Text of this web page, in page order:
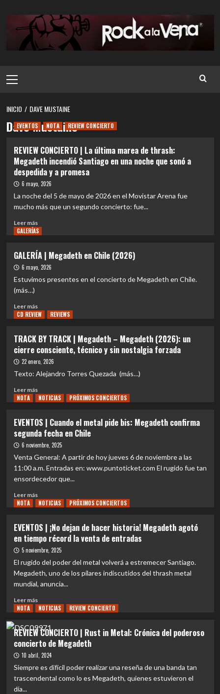
contenido
principal
INICIO DAVE MUSTAINE
Dave Mustaine
EVENTOS NOTA REVIEW CONCIERTO
REVIEW CONCIERTO | La última marea de thrash:
Megadeth incendió Santiago en una noche que sonó a
despedida y a promesa
6 mayo, 2026
La noche del 5 de mayo de 2026 en el Movistar Arena fue
mucho más que un segundo concierto: fue...
Leer másLeer
más
REVIEW
CONCIERTO
|
La
de
thrash:
Santiago
en
una
noche
sonó
a
y
a
promesa
GALERÍAS
GALERÍA | Megadeth en Chile (2026)
6 mayo, 2026
Estuvimos presentes en el concierto de Megadeth en Chile.
(más…)
Leer másLeer
más
|
Megadeth
en
Chile
(2026)
CD REVIEW REVIEWS
TRACK BY TRACK | Megadeth – Megadeth (2026): un
cierre consciente, técnico y sin nostalgia forzada
22 enero, 2026
Texto: Alejandro Torres Quezada (más…)
Leer másLeer
más
BY
TRACK
|
Megadeth
Megadeth
(2026):
cierre
consciente,
y
sin
nostalgia
NOTA NOTICIAS PRÓXIMOS CONCIERTOS
EVENTOS | Cuando el metal pide bis: Megadeth confirma
segunda fecha en Chile
6 noviembre, 2025
Venta General: A partir de hoy jueves 6 de noviembre a las
11:00 a.m. Entradas en: www.puntoticket.com El rugido fue tan
ensordecedor que...
Leer másLeer
más
|
Cuando
el
metal
bis:
Megadeth
segunda
fecha
en
Chile
NOTA NOTICIAS PRÓXIMOS CONCIERTOS
EVENTOS | ¡No dejan de hacer historia! Megadeth agotó
en tiempo récord la venta de entradas
5 noviembre, 2025
El rugido del poder del metal volverá a estremecer Santiago.
Megadeth, uno de los pilares indiscutidos del thrash metal
mundial, anuncia...
Leer másLeer
más
EVENTOS
|
¡No
dejan
historia!
NOTA NOTICIAS REVIEW CONCIERTO
REVIEW CONCIERTO | Rust in Metal: Crónica del poderoso
concierto de Megadeth
10 abril, 2024
Siempre es difícil poder realizar una reseña de una banda tan
trascendental como lo es Megadeth, quienes estuvieron el
día...